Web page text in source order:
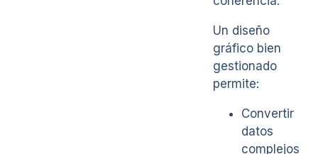
Un diseño
gráfico bien
gestionado
permite:
Convertir
datos
complejos